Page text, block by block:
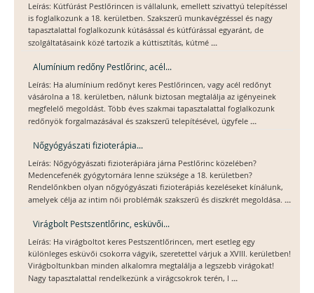
Leírás: Kútfúrást Pestlőrincen is vállalunk, emellett szivattyú telepítéssel
is foglalkozunk a 18. kerületben. Szakszerű munkavégzéssel és nagy
tapasztalattal foglalkozunk kútásással és kútfúrással egyaránt, de
szolgáltatásaink közé tartozik a kúttisztítás, kútmé ...
Alumínium redőny Pestlőrinc, acél...
Leírás: Ha alumínium redőnyt keres Pestlőrincen, vagy acél redőnyt
vásárolna a 18. kerületben, nálunk biztosan megtalálja az igényeinek
megfelelő megoldást. Több éves szakmai tapasztalattal foglalkozunk
redőnyök forgalmazásával és szakszerű telepítésével, ügyfele ...
Nőgyógyászati fizioterápia...
Leírás: Nőgyógyászati fizioterápiára járna Pestlőrinc közelében?
Medencefenék gyógytornára lenne szüksége a 18. kerületben?
Rendelőnkben olyan nőgyógyászati fizioterápiás kezeléseket kínálunk,
amelyek célja az intim női problémák szakszerű és diszkrét megoldása. ...
Virágbolt Pestszentlőrinc, esküvői...
Leírás: Ha virágboltot keres Pestszentlőrincen, mert esetleg egy
különleges esküvői csokorra vágyik, szeretettel várjuk a XVIII. kerületben!
Virágboltunkban minden alkalomra megtalálja a legszebb virágokat!
Nagy tapasztalattal rendelkezünk a virágcsokrok terén, l ...